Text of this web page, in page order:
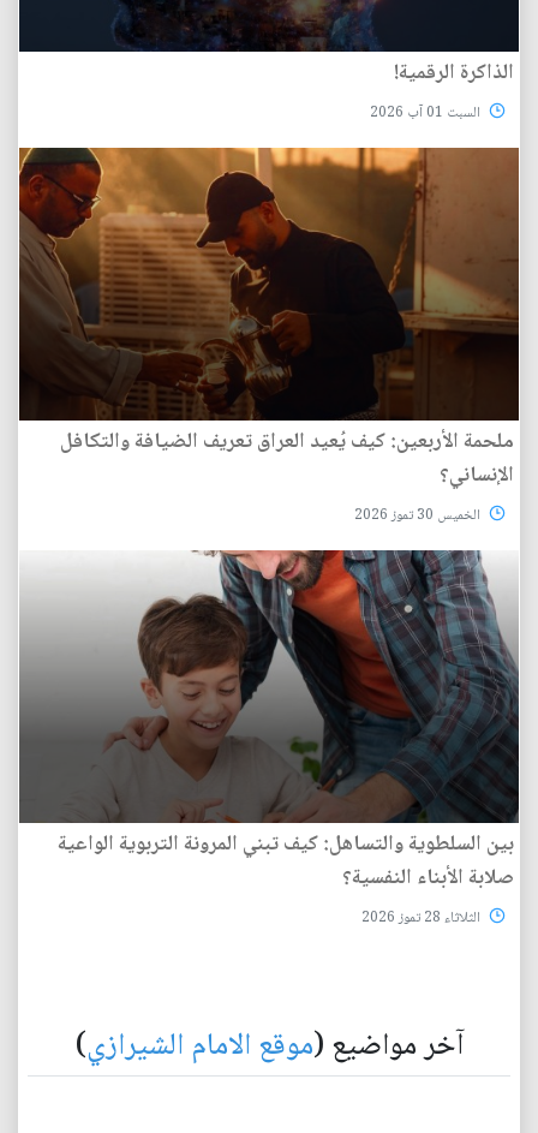
الذاكرة الرقمية!
السبت 01 آب 2026
ملحمة الأربعين: كيف يُعيد العراق تعريف الضيافة والتكافل
الإنساني؟
الخميس 30 تموز 2026
بين السلطوية والتساهل: كيف تبني المرونة التربوية الواعية
صلابة الأبناء النفسية؟
الثلاثاء 28 تموز 2026
آخر مواضيع (موقع الامام الشيرازي)